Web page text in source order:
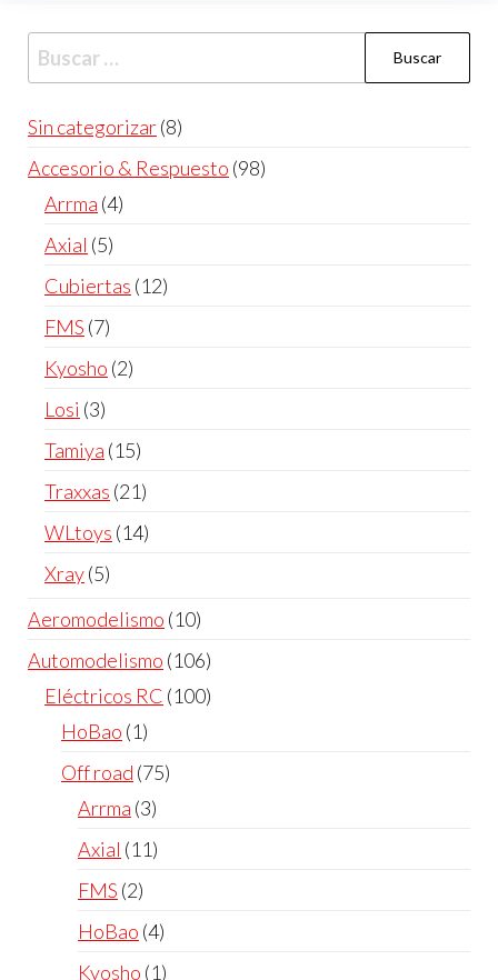
Buscar:
Sin categorizar 88
productos
Accesorio & Respuesto 9898
Arrma 44
Axial 55
productos
Cubiertas 1212
FMS 77
productos
Kyosho 22
Losi 33
productos
Tamiya 1515
productos
Traxxas 2121
productos
WLtoys 1414
Xray 55
Aeromodelismo 1010
productos
Automodelismo 106106
productos
Eléctricos RC 100100
HoBao 11
producto
Off road 7575
Arrma 33
productos
Axial 1111
FMS 22
productos
HoBao 44
productos
Kyosho 11